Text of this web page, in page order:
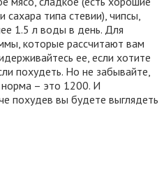
сахара типа стевии), чипсы,
1.5 л воды в день. Для
которые рассчитают вам
ее, если хотите
похудеть. Но не забывайте,
– это 1200. И
похудев вы будете выглядеть